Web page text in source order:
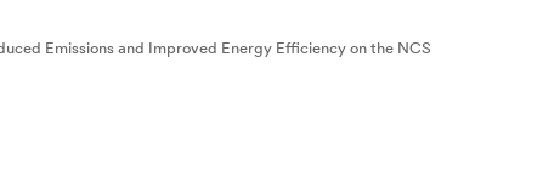
Emissions and Improved Energy Efficiency on the NCS